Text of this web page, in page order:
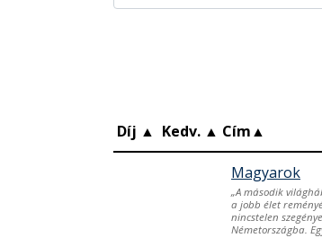
Díj ▲ Kedv. ▲ Cím▲
Magyarok
„A második
a jobb élet
nincstelen
Németországba.